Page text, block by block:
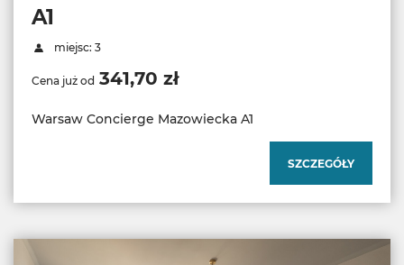
A1
miejsc: 3
Cena już od 341,70 zł
Warsaw Concierge Mazowiecka A1
SZCZEGÓŁY